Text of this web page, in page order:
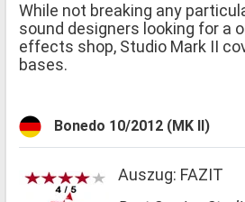
While not breaking any
sound designers looking for a
effects shop, Studio Mark II
bases.
Bonedo 10/2012 (MK II)
Auszug: FAZIT